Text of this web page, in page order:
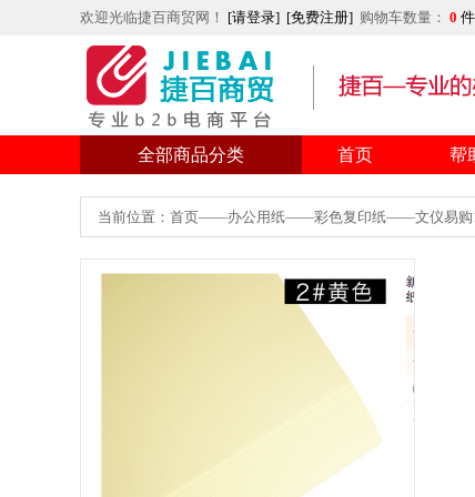
欢迎光临捷百商贸网！ [请登录] [免费注册] 购物车数量： 0
全部商品分类 首页 帮
当前位置：首页——办公用纸——彩色复印纸——文仪易购